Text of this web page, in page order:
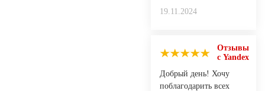
19.11.2024
Отзывы
с Yandex
Добрый день! Хочу
поблагодарить всех